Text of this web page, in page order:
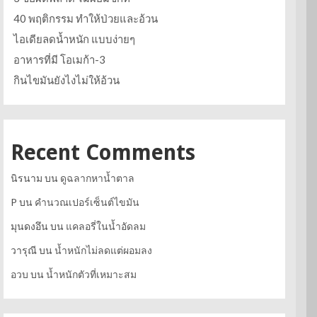
40 พฤติกรรม ทำให้ป่วยและอ้วน
ไอเดียลดน้ำหนัก แบบง่ายๆ
อาหารที่มี โอเมก้า-3
กินไขมันยังไงไม่ให้อ้วน
Recent Comments
นิรนาม บน ดูฉลากหาน้ำตาล
P บน คำนวณเปอร์เซ็นต์ไขมัน
มุนดงอึน บน แคลอรี่ในน้ำอัดลม
วารุณีบน น้ำหนักไม่ลดแต่ผอมลง
อวบ บน น้ำหนักตัวที่เหมาะสม